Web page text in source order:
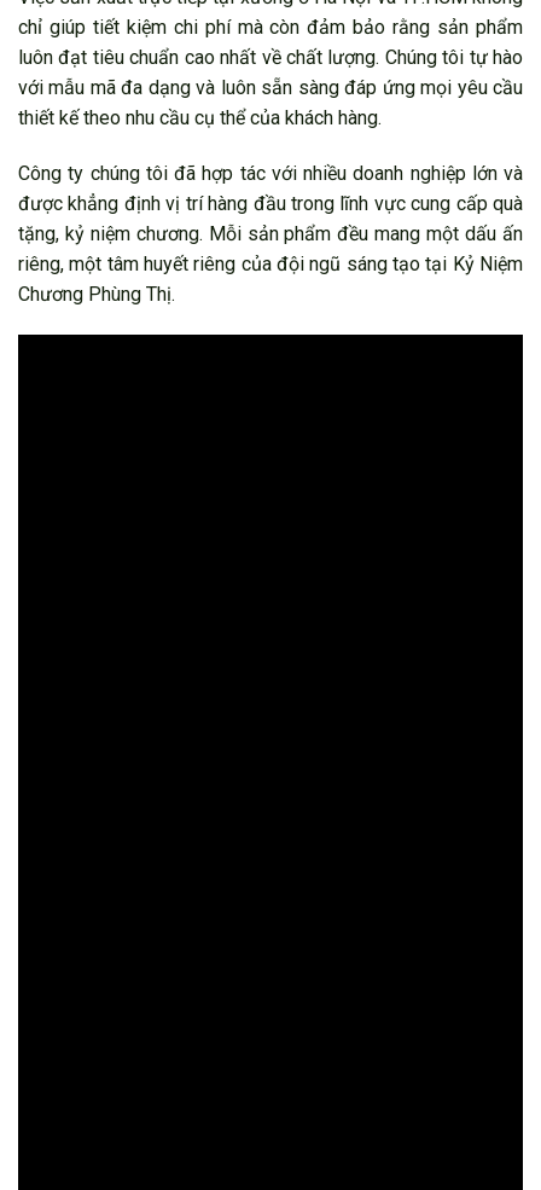
chỉ giúp tiết kiệm chi phí mà còn đảm bảo rằng sản phẩm
luôn đạt tiêu chuẩn cao nhất về chất lượng. Chúng tôi tự hào
với mẫu mã đa dạng và luôn sẵn sàng đáp ứng mọi yêu cầu
thiết kế theo nhu cầu cụ thể của khách hàng.
Công ty chúng tôi đã hợp tác với nhiều doanh nghiệp lớn và
được khẳng định vị trí hàng đầu trong lĩnh vực cung cấp quà
tặng, kỷ niệm chương. Mỗi sản phẩm đều mang một dấu ấn
riêng, một tâm huyết riêng của đội ngũ sáng tạo tại Kỷ Niệm
Chương Phùng Thị.